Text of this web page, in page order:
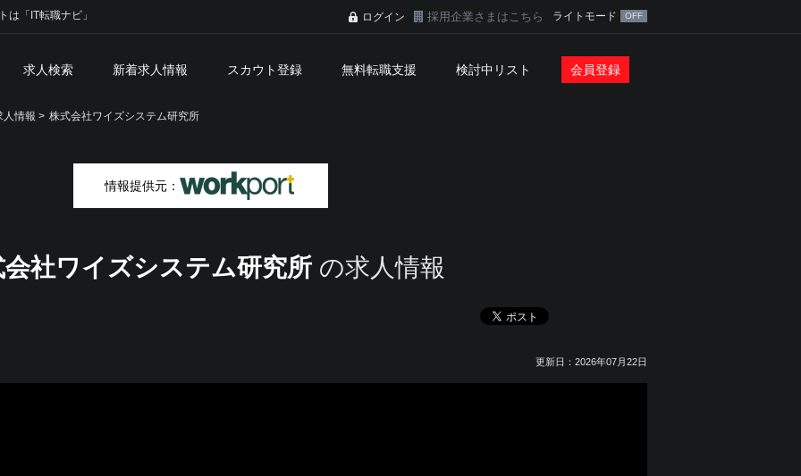
は「IT転職ナビ」 ログイン 採用企業さまはこちら ライトモード
求人検索 新着求人情報 スカウト登録 無料転職支援 検討中リスト 会員登録
人情報 > 株式会社ワイズシステム研究所
情報提供元：
会社ワイズシステム研究所 の求人情報
更新日：2026年07月22日